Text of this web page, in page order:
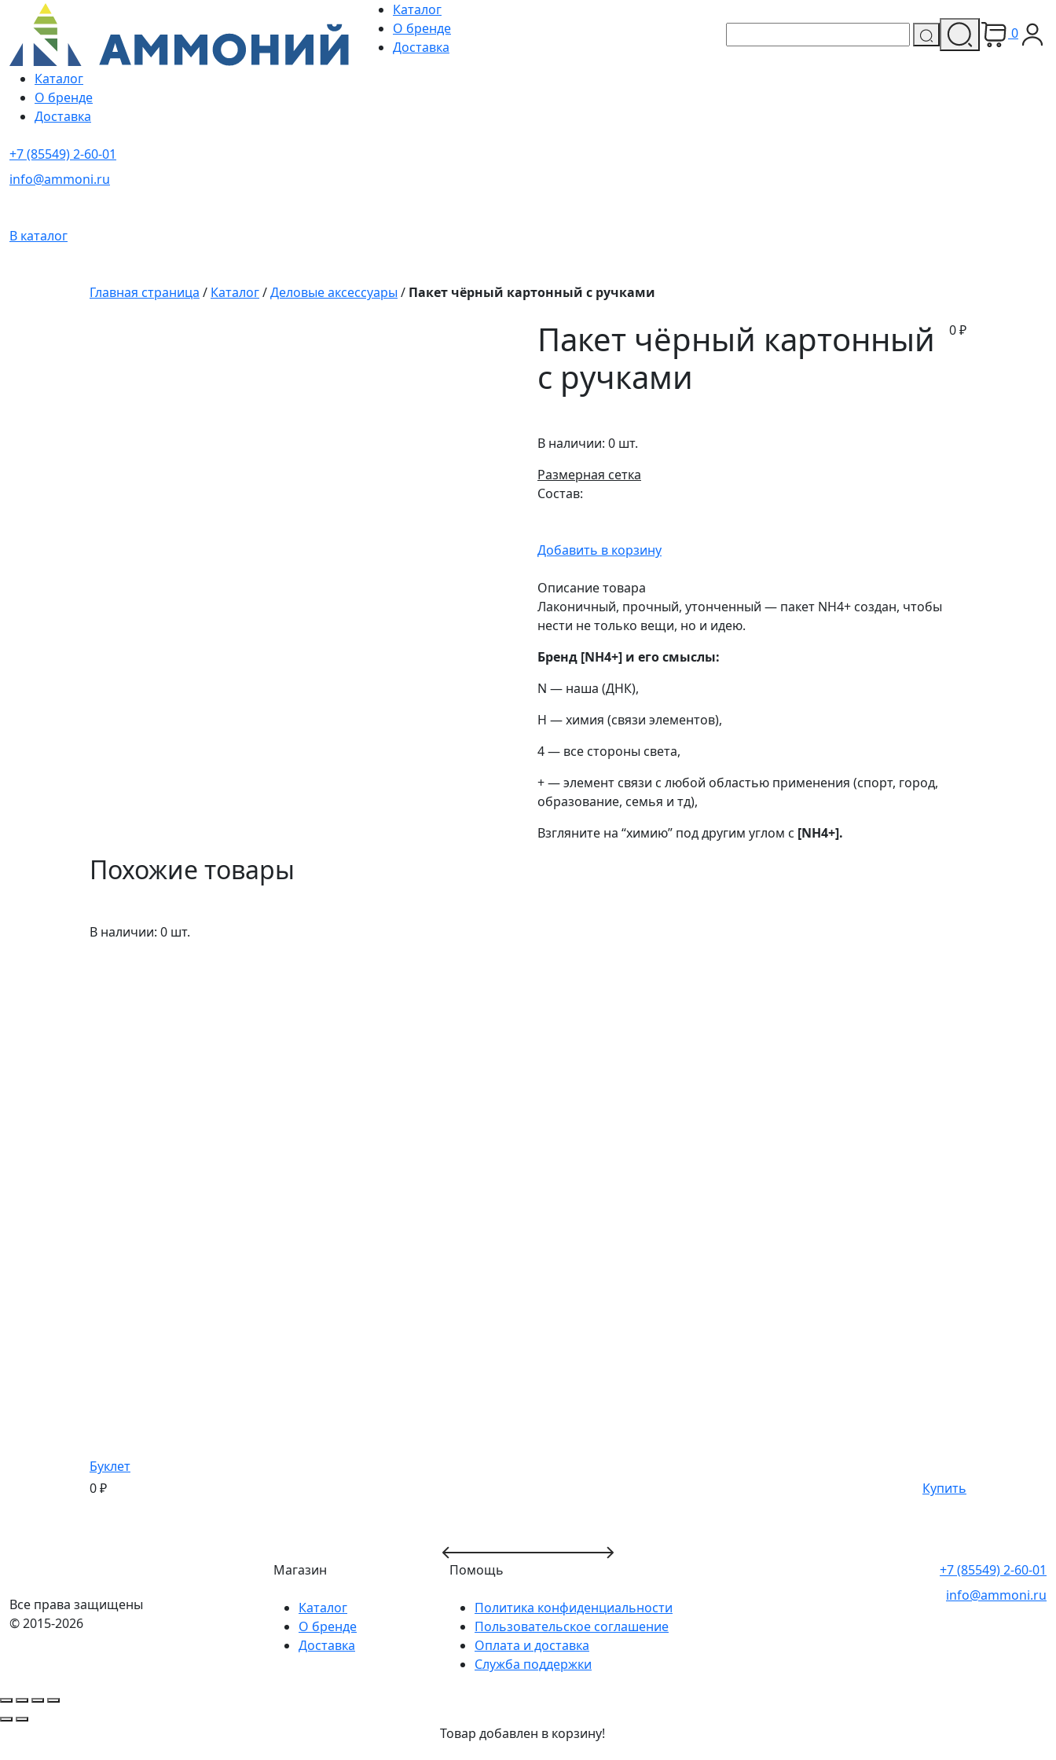
Каталог
О бренде
Доставка
0
Каталог
О бренде
Доставка
+7 (85549) 2-60-01
info@ammoni.ru
В каталог
Главная страница / Каталог/Деловые аксессуары / Пакет чёрный картонный с ручками
Пакет чёрный картонный
с ручками
0₽
В наличии: 0 шт.
Размерная сетка
Состав:
Добавить в корзину
Описание товара
Лаконичный, прочный, утонченный — пакет NH4+ создан, чтобы
нести не только вещи, но и идею.
Бренд [NH4+] и его смыслы:
N — наша (ДНК),
H — химия (связи элементов),
4 — все стороны света,
+ — элемент связи с любой областью применения (спорт, город,
образование, семья и тд),
Взгляните на “химию” под другим углом с [NH4+].
Похожие товары
В наличии: 0 шт.
Буклет
0₽ Купить
Все права защищены
© 2015-2026
Магазин
Каталог
О бренде
Доставка
Помощь
Политика конфиденциальности
Пользовательское соглашение
Оплата и доставка
Служба поддержки
+7 (85549) 2-60-01
info@ammoni.ru
Товар добавлен в корзину!